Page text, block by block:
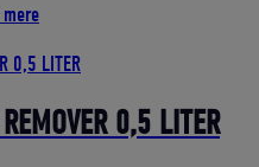
DKK.
0,5 LITER